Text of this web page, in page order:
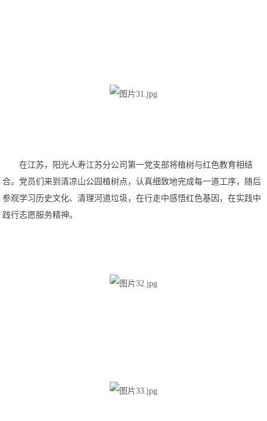
在江苏，阳光人寿江苏分公司第一党支部将植树与红色教育相结
合。党员们来到清凉山公园植树点，认真细致地完成每一道工序，随后
参观学习历史文化、清理河道垃圾，在行走中感悟红色基因，在实践中
践行志愿服务精神。